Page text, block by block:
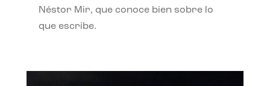
Néstor Mir, que conoce bien sobre lo
que escribe.